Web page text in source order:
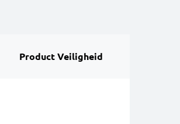
Product Veiligheid